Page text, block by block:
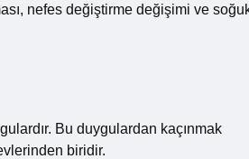
nefes değiştirme değişimi ve
Bu duygulardan kaçınmak
biridir.